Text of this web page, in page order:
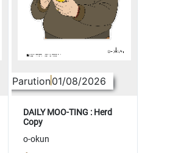
Parution01/08/2026
DAILY MOO-TING : Herd
Copy
o-okun